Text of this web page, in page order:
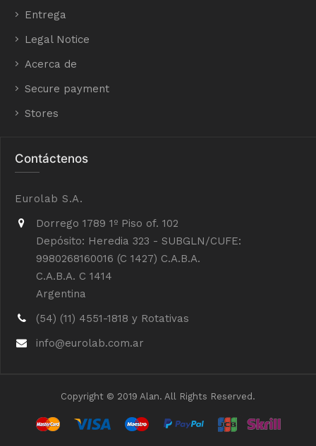
Entrega
Legal Notice
Acerca de
Secure payment
Stores
Contáctenos
Eurolab S.A.
Dorrego 1789 1º Piso of. 102
Depósito: Heredia 323 - SUBGLN/CUFE:
9980268160016 (C 1427) C.A.B.A.
C.A.B.A. C 1414
Argentina
(54) (11) 4551-1818 y Rotativas
info@eurolab.com.ar
Copyright © 2019 Alan. All Rights Reserved.